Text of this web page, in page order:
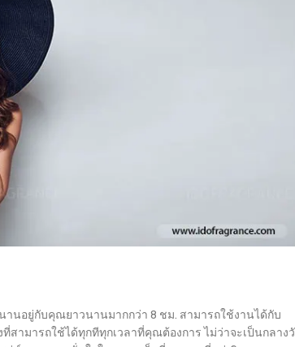
นอยู่กับคุณยาวนานมากกว่า 8 ชม. สามารถใช้งานได้กับ
ามารถใช้ได้ทุกทีทุกเวลาที่คุณต้องการ ไม่ว่าจะเป็นกลาง